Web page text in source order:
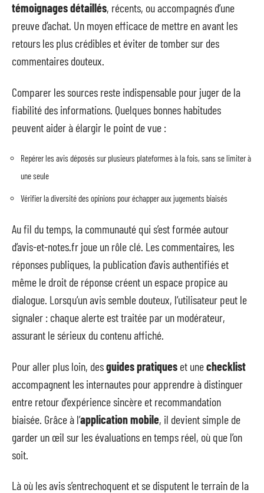
témoignages détaillés, récents, ou accompagnés d’une
preuve d’achat. Un moyen efficace de mettre en avant les
retours les plus crédibles et éviter de tomber sur des
commentaires douteux.
Comparer les sources reste indispensable pour juger de la
fiabilité des informations. Quelques bonnes habitudes
peuvent aider à élargir le point de vue :
Repérer les avis déposés sur plusieurs plateformes à la fois, sans se limiter à
une seule
Vérifier la diversité des opinions pour échapper aux jugements biaisés
Au fil du temps, la communauté qui s’est formée autour
d’avis-et-notes.fr joue un rôle clé. Les commentaires, les
réponses publiques, la publication d’avis authentifiés et
même le droit de réponse créent un espace propice au
dialogue. Lorsqu’un avis semble douteux, l’utilisateur peut le
signaler : chaque alerte est traitée par un modérateur,
assurant le sérieux du contenu affiché.
Pour aller plus loin, desguides pratiques et unechecklist
accompagnent les internautes pour apprendre à distinguer
entre retour d’expérience sincère et recommandation
biaisée. Grâce à l’application mobile, il devient simple de
garder un œil sur les évaluations en temps réel, où que l’on
soit.
Là où les avis s’entrechoquent et se disputent le terrain de la